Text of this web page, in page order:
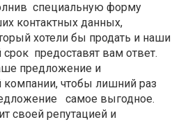
специальную форму
контактных данных,
хотели бы продать и наши
предоставят вам ответ.
предложение и
компании, чтобы лишний раз
самое выгодное.
своей репутацией и